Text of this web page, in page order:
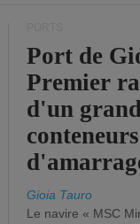
Port de
Premier
d'un
Gioia Tauro
Le navire « MSC